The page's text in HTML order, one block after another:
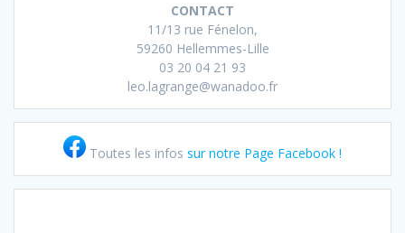
CONTACT
11/13 rue Fénelon,
59260 Hellemmes-Lille
03 20 04 21 93
leo.lagrange@wanadoo.fr
Toutes les infos sur notre Page Facebook !